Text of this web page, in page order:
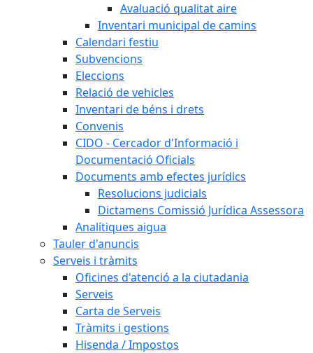
Avaluació qualitat aire
Inventari municipal de camins
Calendari festiu
Subvencions
Eleccions
Relació de vehicles
Inventari de béns i drets
Convenis
CIDO - Cercador d'Informació i
Documentació Oficials
Documents amb efectes jurídics
Resolucions judicials
Dictamens Comissió Jurídica Assessora
Analítiques aigua
Tauler d'anuncis
Serveis i tràmits
Oficines d'atenció a la ciutadania
Serveis
Carta de Serveis
Tràmits i gestions
Hisenda / Impostos